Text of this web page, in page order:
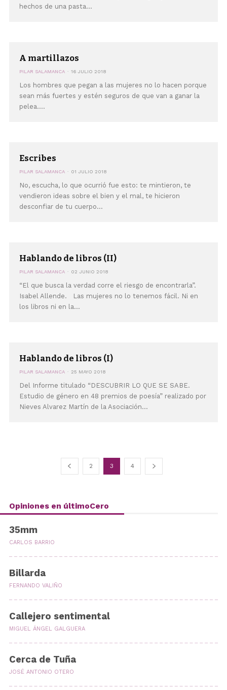
hechos de una pasta...
A martillazos
PILAR SALAMANCA 16 JULIO 2018
Los hombres que pegan a las mujeres no lo hacen porque
sean más fuertes y estén seguros de que van a ganar la
pelea....
Escribes
PILAR SALAMANCA 01 JULIO 2018
No, escucha, lo que ocurrió fue esto: te mintieron, te
vendieron ideas sobre el bien y el mal, te hicieron
desconfiar de tu cuerpo...
Hablando de libros (II)
PILAR SALAMANCA 02 JUNIO 2018
“El que busca la verdad corre el riesgo de encontrarla”.
Isabel Allende. Las mujeres no lo tenemos fácil. Ni en
los libros ni en la...
Hablando de libros (I)
PILAR SALAMANCA 25 MAYO 2018
Del Informe titulado “DESCUBRIR LO QUE SE SABE.
Estudio de género en 48 premios de poesía” realizado por
Nieves Alvarez Martín de la Asociación...
2 3 4
Opiniones en últimoCero
35mm
CARLOS BARRIO
Billarda
FERNANDO VALIÑO
Callejero sentimental
MIGUEL ÁNGEL GALGUERA
Cerca de Tuña
JOSÉ ANTONIO OTERO